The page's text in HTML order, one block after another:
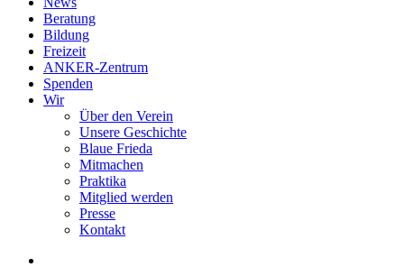
Beratung
Bildung
Freizeit
ANKER-Zentrum
Spenden
Wir
Über den Verein
Unsere Geschichte
Blaue Frieda
Mitmachen
Praktika
Mitglied werden
Presse
Kontakt